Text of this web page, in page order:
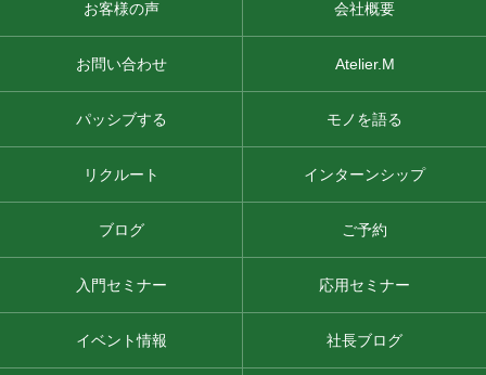
お客様の声 会社概要
お問い合わせ Atelier.M
パッシブする モノを語る
リクルート インターンシップ
ブログ ご予約
入門セミナー 応用セミナー
イベント情報 社長ブログ